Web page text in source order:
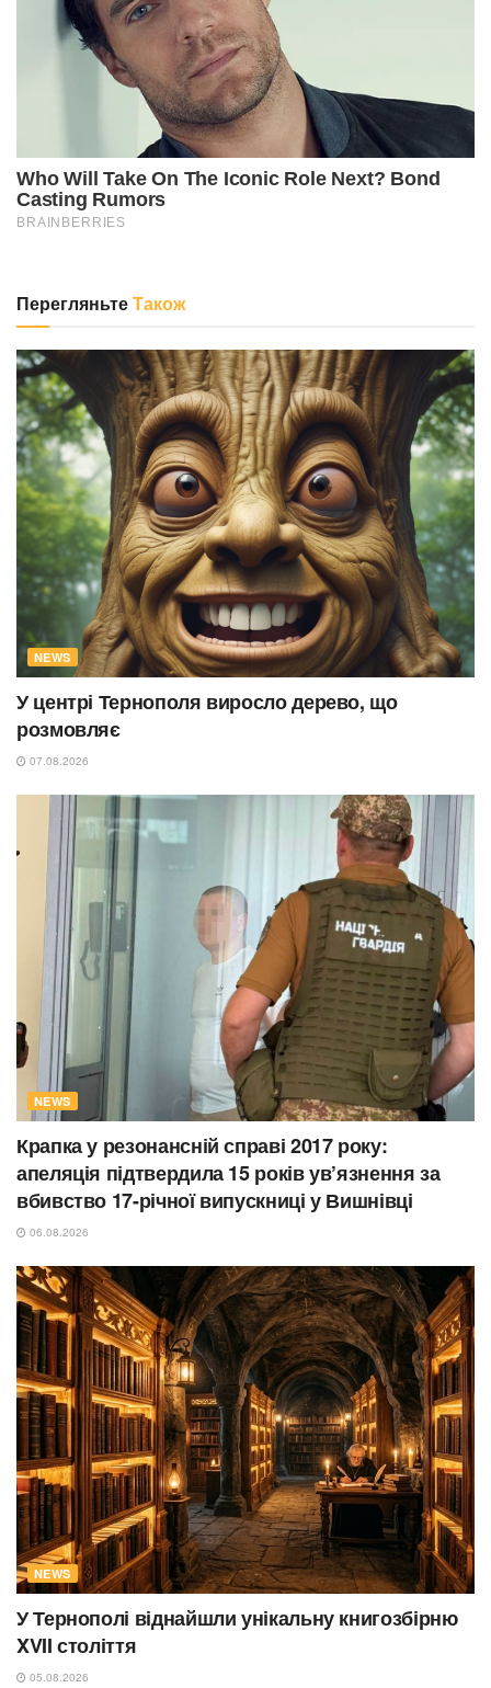
ПерегляньтеТакож
NEWS
У центрі Тернополя виросло дерево, що
розмовляє
07.08.2026
NEWS
Крапка у резонансній справі 2017 року:
апеляція підтвердила 15 років ув’язнення за
вбивство 17-річної випускниці у Вишнівці
06.08.2026
NEWS
У Тернополі віднайшли унікальну книгозбірню
XVII століття
05.08.2026